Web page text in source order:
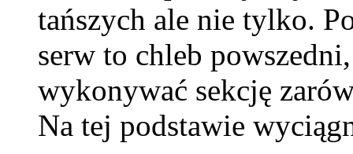
tańszych ale nie tylko.
serw to chleb
wykonywać sekcję
Na tej podstawie